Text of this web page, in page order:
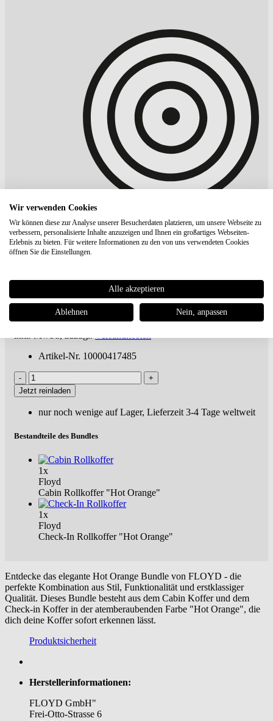
Floyd "Hot Orange" Koffer Bundle -
Cabin & Check-In
€ 1.160,00 € 1.290,00 UVP **
Du sparst 10%
VersandkostenfreieLieferung***
Artikel-Nr. 10000417485
Jetzt reinladen
nur noch wenige auf Lager, Lieferzeit 3-4 Tage weltweit
Bestandteile des Bundles
1x
Floyd
Cabin Rollkoffer "Hot Orange"
1x
Floyd
Check-In Rollkoffer "Hot Orange"
Entdecke das elegante Hot Orange Bundle von FLOYD - die
perfekte Kombination aus Stil, Funktionalität und erstklassiger
Qualität. Dieses Bundle besteht aus dem Cabin Koffer und dem
Check-in Koffer in der atemberaubenden Farbe "Hot Orange", die
dich deine Koffer sofort erkennen lässt.
Produktsicherheit
Herstellerinformationen:
FLOYD GmbH"
Frei-Otto-Strasse 6
Wir verwenden Cookies
Wir können diese zur Analyse unserer Besucherdaten platzieren, um unsere Webseite zu
verbessern, personalisierte Inhalte anzuzeigen und Ihnen ein großartiges Webseiten-
Erlebnis zu bieten. Für weitere Informationen zu den von uns verwendeten Cookies
öffnen Sie die Einstellungen.
Alle akzeptieren
Ablehnen Nein, anpassen